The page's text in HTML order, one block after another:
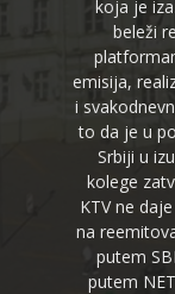
koja je
beleži
emisija,
i
to da je u
Srbiji u
kolege
KTV ne
na
putem
putem